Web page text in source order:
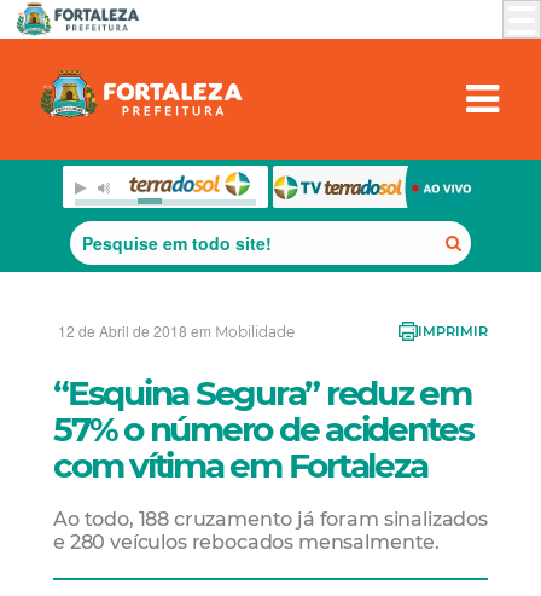
12 de Abril de 2018 em Mobilidade IMPRIMIR
“Esquina Segura” reduz em
57% o número de acidentes
com vítima em Fortaleza
Ao todo, 188 cruzamento já foram sinalizados
e 280 veículos rebocados mensalmente.